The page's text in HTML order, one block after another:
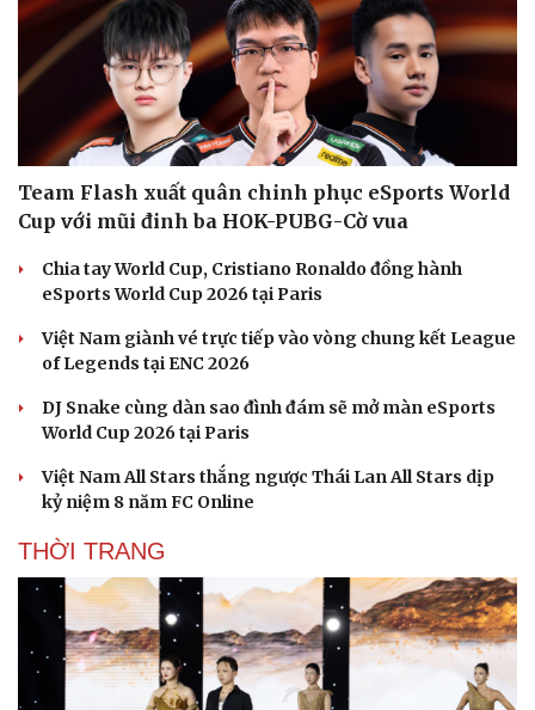
Team Flash xuất quân chinh phục eSports World
Cup với mũi đinh ba HOK-PUBG-Cờ vua
Chia tay World Cup, Cristiano Ronaldo đồng hành
eSports World Cup 2026 tại Paris
Việt Nam giành vé trực tiếp vào vòng chung kết League
of Legends tại ENC 2026
DJ Snake cùng dàn sao đình đám sẽ mở màn eSports
World Cup 2026 tại Paris
Việt Nam All Stars thắng ngược Thái Lan All Stars dịp
kỷ niệm 8 năm FC Online
THỜI TRANG